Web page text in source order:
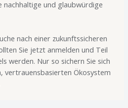
nachhaltige und glaubwürdige
nach einer zukunftssicheren
Sie jetzt anmelden und Teil
werden. Nur so sichern Sie sich
vertrauensbasierten Ökosystem